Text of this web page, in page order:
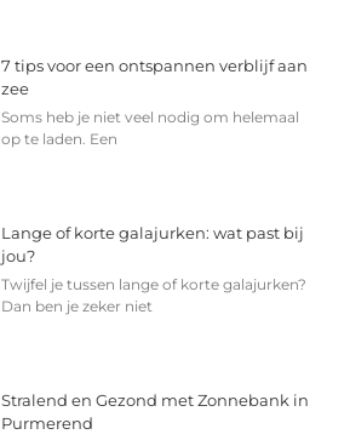
7 tips voor een ontspannen verblijf aan
zee
Soms heb je niet veel nodig om helemaal
op te laden. Een
Lange of korte galajurken: wat past bij
jou?
Twijfel je tussen lange of korte galajurken?
Dan ben je zeker niet
Stralend en Gezond met Zonnebank in
Purmerend